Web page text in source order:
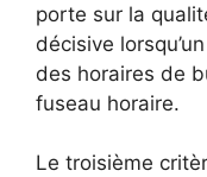
porte sur la
décisive
des horaires de
fuseau horaire.
Le troisième